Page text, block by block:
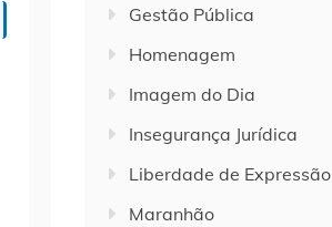
Gestão Pública
Homenagem
Imagem do Dia
Insegurança Jurídica
Liberdade de Expressão
Maranhão